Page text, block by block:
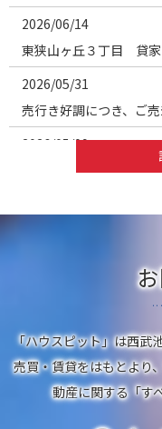
2026/06/14
東狭山ヶ丘３丁目 貸
2026/05/31
売行き好調につき、ご
2026/05/09
狭山ヶ丘駅徒歩７分
東狭山ヶ丘貸一戸建 賃
若狭1丁目 新築分譲住
若狭１丁目 新築分譲
2026/03/17
「ハウスピット」は西武
売買・賃貸をはもとより、
動産に関する「す